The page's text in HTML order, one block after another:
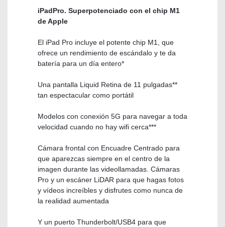
iPadPro. Superpotenciado con el chip M1
de Apple
El iPad Pro incluye el potente chip M1, que
ofrece un rendimiento de escándalo y te da
batería para un día entero*
Una pantalla Liquid Retina de 11 pulgadas**
tan espectacular como portátil
Modelos con conexión 5G para navegar a toda
velocidad cuando no hay wifi cerca***
Cámara frontal con Encuadre Centrado para
que aparezcas siempre en el centro de la
imagen durante las videollamadas. Cámaras
Pro y un escáner LiDAR para que hagas fotos
y vídeos increíbles y disfrutes como nunca de
la realidad aumentada
Y un puerto Thunderbolt/USB4 para que